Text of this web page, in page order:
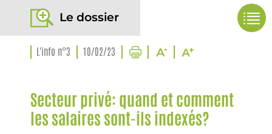
Le dossier
L'info n°3 10/02/23
Secteur privé: quand et comment
les salaires sont-ils indexés?